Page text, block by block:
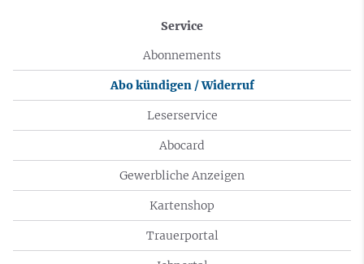
Service
Abonnements
Abo kündigen / Widerruf
Leserservice
Abocard
Gewerbliche Anzeigen
Kartenshop
Trauerportal